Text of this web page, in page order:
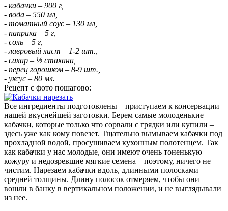
- кабачки – 900 г,
- вода – 550 мл,
- томатный соус – 130 мл,
- паприка – 5 г,
- соль – 5 г,
- лавровый лист – 1-2 шт.,
- сахар – ½ стакана,
- перец горошком – 8-9 шт.,
- уксус – 80 мл.
Рецепт с фото пошагово:
Все ингредиенты подготовлены – приступаем к консервации
нашей вкуснейшей заготовки. Берем самые молоденькие
кабачки, которые только что сорвали с грядки или купили –
здесь уже как кому повезет. Тщательно вымываем кабачки под
прохладной водой, просушиваем кухонным полотенцем. Так
как кабачки у нас молодые, они имеют очень тоненькую
кожуру и недозревшие мягкие семена – поэтому, ничего не
чистим. Нарезаем кабачки вдоль, длинными полосками
средней толщины. Длину полосок отмеряем, чтобы они
вошли в банку в вертикальном положении, и не выглядывали
из нее.